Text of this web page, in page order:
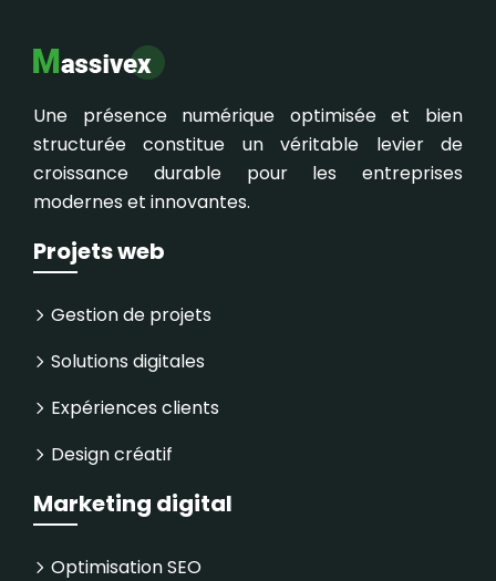
Une présence numérique optimisée et bien
structurée constitue un véritable levier de
croissance durable pour les entreprises
modernes et innovantes.
Projets web
Gestion de projets
Solutions digitales
Expériences clients
Design créatif
Marketing digital
Optimisation SEO